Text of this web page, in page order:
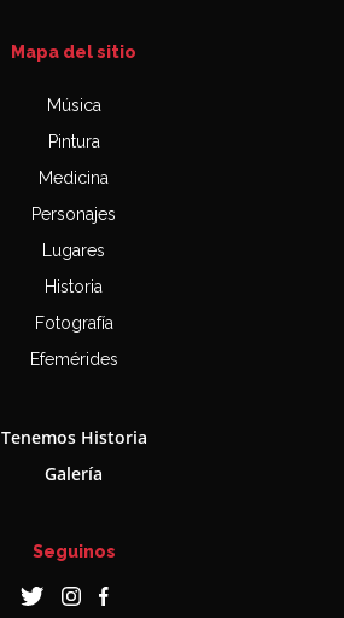
Mapa del sitio
Música
Pintura
Medicina
Personajes
Lugares
Historia
Fotografía
Efemérides
Tenemos Historia
Galería
Seguinos